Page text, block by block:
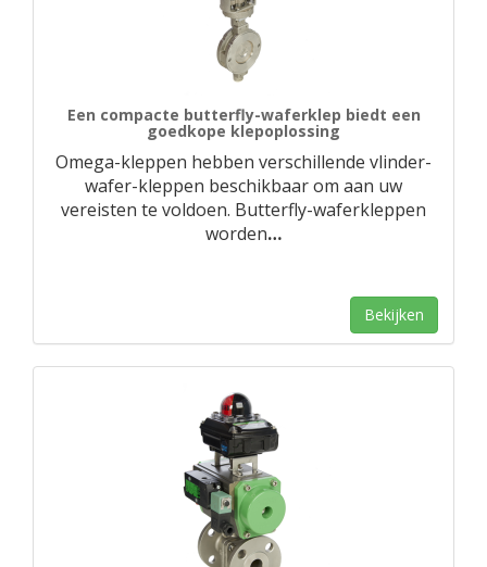
Een compacte butterfly-waferklep biedt een
goedkope klepoplossing
Omega-kleppen hebben verschillende vlinder-
wafer-kleppen beschikbaar om aan uw
vereisten te voldoen. Butterfly-waferkleppen
worden…
Bekijken